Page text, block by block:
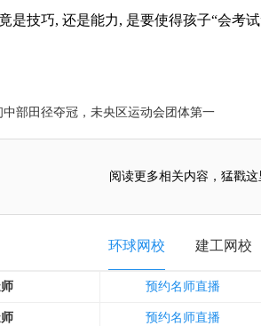
是技巧, 还是能力, 是要使得孩子“会考
部田径夺冠，未央区运动会团体第一
阅读更多相关内容，猛戳这
环球网校 建工网校
预约名师直播
预约名师直播